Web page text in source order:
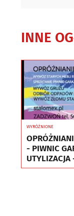
INNE
WYRÓŻNIONE
- PIWNIC
MEBLI RTV